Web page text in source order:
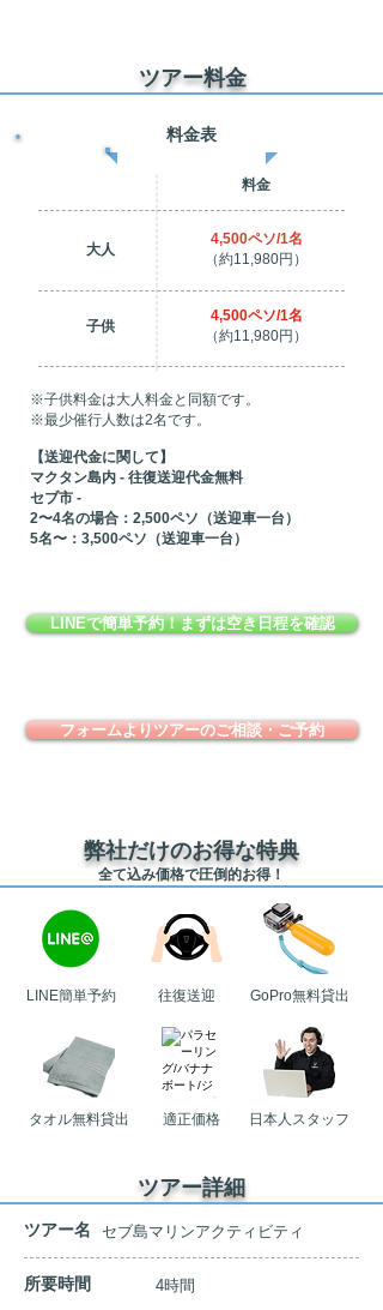
ツアー料金
料金表
料金
大人
4,500ペソ/1名
（約11,980円）
子供
4,500ペソ/1名
（約11,980円）
※子供料金は大人料金と同額です。
​※最少催行人数は2名です。
【送迎代金に関して】
マクタン島内 - 往復送迎代金無料
セブ市 -
2〜4名の場合：2,500ペソ（送迎車一台）
5名〜：3,500ペソ（送迎車一台）
LINEで簡単予約！まずは空き日程を確認
フォームよりツアーのご相談・ご予約
弊社だけのお得な特典
​全て込み価格で圧倒的お得！
LINE簡単予約
​タオル無料貸出
​往復送迎 GoPro無料貸出
日本人スタッフ
適正価格
ツアー詳細
​ツアー名 セブ島​マリンアクティビティ
​所要時間 4時間